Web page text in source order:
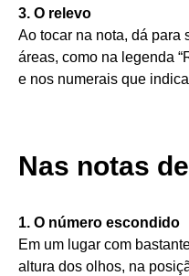
3. O relevo
Ao tocar na nota, dá para
áreas, como na legenda
e nos numerais que
Nas notas
1. O número escondido
Em um lugar com
altura dos olhos, na